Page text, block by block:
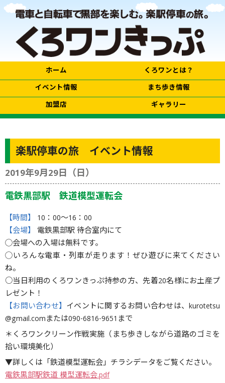
ホーム
くろワンとは？
イベント情報
まち歩き情報
加盟店
ギャラリー
楽駅停車の旅 イベント情報
2019年9月29日（日）
電鉄黒部駅 鉄道模型運転会
【時間】 10：00〜16：00
【会場】
電鉄黒部駅 待合室内にて
◯会場への入場は無料です。
◯いろんな電車・列車が走ります！ぜひ遊びに来てください
ね。
○当日利用のくろワンきっぷ持参の方、先着20名様にお土産プ
レゼント！
【お問い合わせ】 イベントに関するお問い合わせは、kurotetsu
@gmail.comまたは090-6816-9651まで
＊くろワンクリーン作戦実施（まち歩きしながら道路のゴミを
拾い環境美化）
▼詳しくは「鉄道模型運転会」チラシデータをご覧ください。
電鉄黒部駅鉄道 模型運転会.pdf